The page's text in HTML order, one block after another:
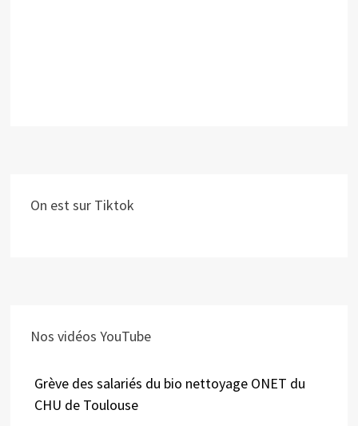
On est sur Tiktok
Nos vidéos YouTube
Grève des salariés du bio nettoyage ONET du
CHU de Toulouse